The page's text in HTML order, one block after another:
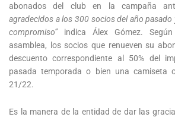
abonados del club en la campaña
agradecidos a los 300 socios del año pasado
compromiso” indica Álex Gómez.
asamblea, los socios que renueven su
descuento correspondiente al 50% del
pasada temporada o bien una camiseta
21/22.
Es la manera de la entidad de dar las